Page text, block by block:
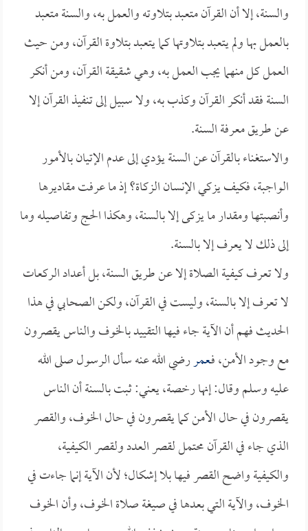
والسنة، إلا أن القرآن متعبد بتلاوته والعمل به، والسنة متعبد
بالعمل بها ولم يتعبد بتلاوتها كما يتعبد بتلاوة القرآن، ومن حيث
العمل كل منهما يجب العمل به، وهي شقيقة القرآن، ومن أنكر
السنة فقد أنكر القرآن وكذب به، ولا سبيل إلى تنفيذ القرآن إلا
عن طريق معرفة السنة.
والاستغناء بالقرآن عن السنة يؤدي إلى عدم الإتيان بالأمور
الواجبة، فكيف يزكي الإنسان الزكاة؟ إذ ما عرفت مقاديرها
وأنصبتها ومقدار ما يزكى إلا بالسنة، وهكذا الحج وتفاصيله وما
إلى ذلك لا يعرف إلا بالسنة.
ولا تعرف كيفية الصلاة إلا عن طريق السنة، بل أعداد الركعات
لا تعرف إلا بالسنة، وليست في القرآن، ولكن الصحابي في هذا
الحديث فهم أن الآية جاء فيها التقييد بالخوف والناس يقصرون
مع وجود الأمن، فـعمررضي الله عنه سأل الرسول صلى الله
عليه وسلم وقال: إنها رخصة، يعني: ثبت بالسنة أن الناس
يقصرون في حال الأمن كما يقصرون في حال الخوف، والقصر
الذي جاء في القرآن محتمل لقصر العدد ولقصر الكيفية،
والكيفية واضح القصر فيها بلا إشكال؛ لأن الآية إنما جاءت في
الخوف، والآية التي بعدها في صيغة صلاة الخوف، وأن الخوف